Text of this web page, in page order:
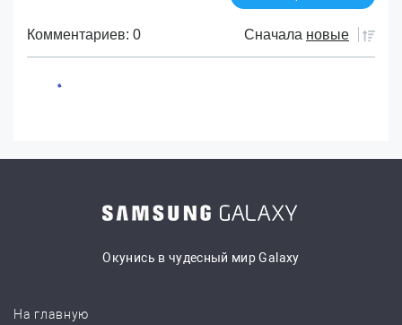
Комментариев: 0 Сначала новые
Окунись в чудесный мир Galaxy
На главную